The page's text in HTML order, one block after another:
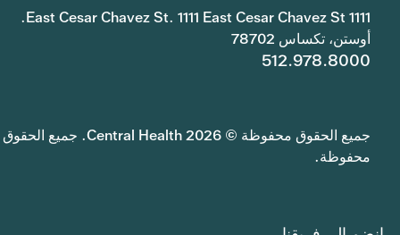
1111 East Cesar Chavez St. 1111 East Cesar Chavez St.
أوستن، تكساس 78702
512.978.8000
جميع الحقوق محفوظة © 2026 Central Health. جميع الحقوق
محفوظة.